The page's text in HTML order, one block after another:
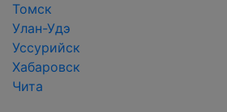
Томск
Улан-Удэ
Уссурийск
Хабаровск
Чита